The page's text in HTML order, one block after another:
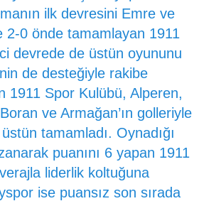
ilk devresini Emre ve
2-0 önde tamamlayan 1911
devrede de üstün oyununu
de desteğiyle rakibe
1911 Spor Kulübü, Alperen,
ve Armağan’ın golleriyle
tamamladı. Oynadığı
puanını 6 yapan 1911
liderlik koltuğuna
ise puansız son sırada